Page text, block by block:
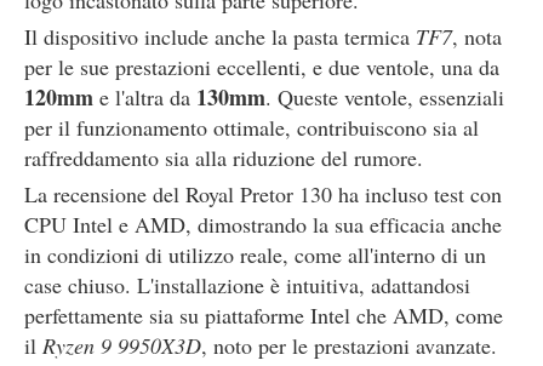
Il dispositivo include anche la pasta termica TF7, nota
per le sue prestazioni eccellenti, e due ventole, una da
120mm e l'altra da 130mm. Queste ventole, essenziali
per il funzionamento ottimale, contribuiscono sia al
raffreddamento sia alla riduzione del rumore.
La recensione del Royal Pretor 130 ha incluso test con
CPU Intel e AMD, dimostrando la sua efficacia anche
in condizioni di utilizzo reale, come all'interno di un
case chiuso. L'installazione è intuitiva, adattandosi
perfettamente sia su piattaforme Intel che AMD, come
il Ryzen 9 9950X3D, noto per le prestazioni avanzate.